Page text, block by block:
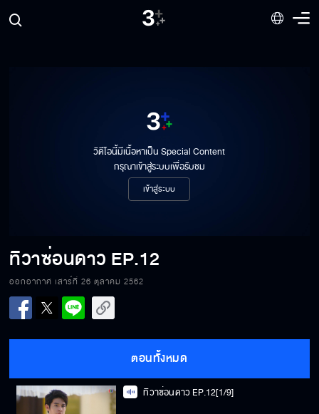
วิดีโอนี้มีเนื้อหาเป็น Special Content
กรุณาเข้าสู่ระบบเพื่อรับชม
เข้าสู่ระบบ
ทิวาซ่อนดาว EP.12
ออกอากาศ เสาร์ที่ 26 ตุลาคม 2562
ตอนทั้งหมด
ทิวาซ่อนดาว EP.12[1/9]